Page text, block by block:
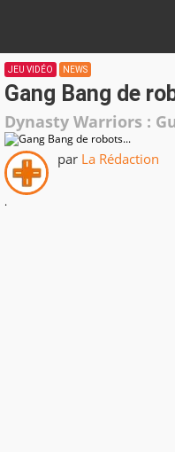
JEU VIDÉO NEWS
Gang Bang de
Dynasty Warriors :
par La Rédaction
.